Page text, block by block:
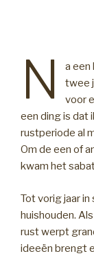
N
a een
twee
voor
een ding is dat
rustperiode al
Om de een of
kwam het
Tot vorig jaar
huishouden.
rust werpt
ideeën brengt